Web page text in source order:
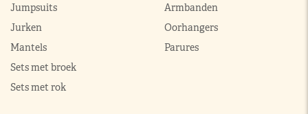
Jumpsuits
Jurken
Mantels
Sets met broek
Sets met rok
Armbanden
Oorhangers
Parures